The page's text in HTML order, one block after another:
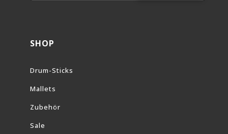
SHOP
Drum-Sticks
Mallets
Zubehör
Sale